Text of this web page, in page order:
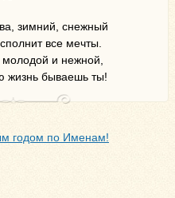
зимний, снежный
все мечты.
и нежной,
жизнь бываешь ты!
годом по Именам!